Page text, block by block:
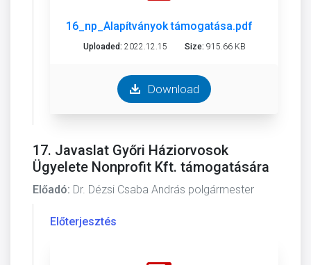
16_np_Alapítványok támogatása.pdf
Uploaded: 2022.12.15 Size: 915.66 KB
Download
17. Javaslat Győri Háziorvosok
Ügyelete Nonprofit Kft. támogatására
Előadó: Dr. Dézsi Csaba András polgármester
Előterjesztés